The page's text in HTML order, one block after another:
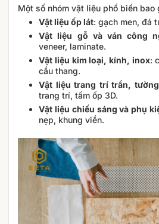
Một số nhóm vật liệu phổ biến bao
Vật liệu ốp lát: gạch men, đá
Vật liệu gỗ và ván công
veneer, laminate.
Vật liệu kim loại, kính, inox:
cầu thang.
Vật liệu trang trí trần, tường
trang trí, tấm ốp 3D.
Vật liệu chiếu sáng và phụ
nẹp, khung viền.